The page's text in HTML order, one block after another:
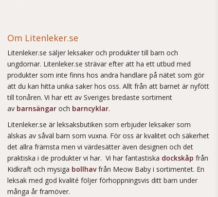
Om Litenleker.se
Litenleker.se säljer leksaker och produkter till barn och
ungdomar. Litenleker.se strävar efter att ha ett utbud med
produkter som inte finns hos andra handlare på nätet som gör
att du kan hitta unika saker hos oss. Allt från att barnet är nyfött
till tonåren. Vi har ett av Sveriges bredaste sortiment
av barnsängar och barncyklar.
Litenleker.se är leksaksbutiken som erbjuder leksaker som
älskas av såväl barn som vuxna. För oss är kvalitet och säkerhet
det allra främsta men vi värdesätter även designen och det
praktiska i de produkter vi har. Vi har fantastiska dockskåp från
Kidkraft och mysiga bollhavfrån Meow Baby i sortimentet. En
leksak med god kvalité följer förhoppningsvis ditt barn under
många år framöver.